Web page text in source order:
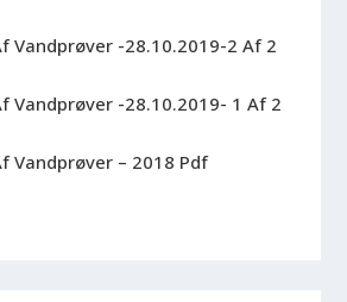
Vandprøver -28.10.2019-2 Af 2
Vandprøver -28.10.2019- 1 Af 2
Vandprøver – 2018 Pdf